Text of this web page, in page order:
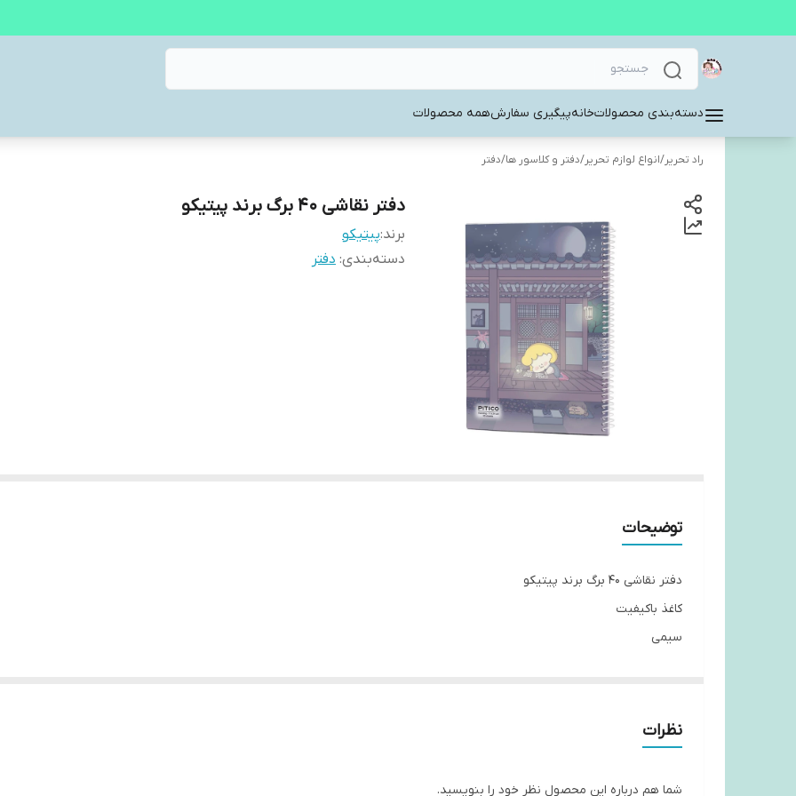
دسته‌بندی محصولاتخانهپیگیری سفارشهمه محصولات
راد تحریر/انواع لوازم تحریر/دفتر و کلاسور ها/دفتر
دفتر نقاشی ۴۰ برگ برند پیتیکو
برند:پیتیکو
دسته‌بندی: دفتر
توضیحات
دفتر نقاشی ۴۰ برگ برند پیتیکو
کاغذ باکیفیت
سیمی
نظرات
شما هم درباره این محصول نظر خود را بنویسید.